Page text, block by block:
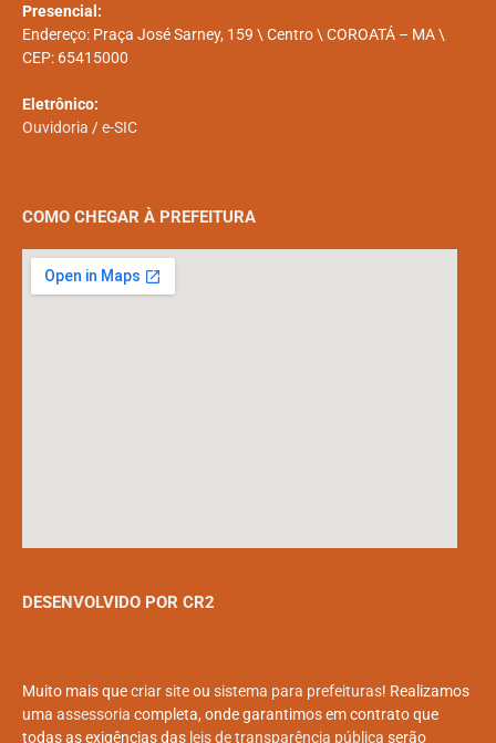
Presencial:
Endereço: Praça José Sarney, 159 \ Centro \ COROATÁ – MA \
CEP: 65415000
Eletrônico:
Ouvidoria /e-SIC
COMO CHEGAR À PREFEITURA
DESENVOLVIDO POR CR2
Muito mais quecriar siteou sistema para prefeituras! Realizamos
uma assessoria completa, onde garantimos em contrato que
todas as exigências das leis de transparência pública serão